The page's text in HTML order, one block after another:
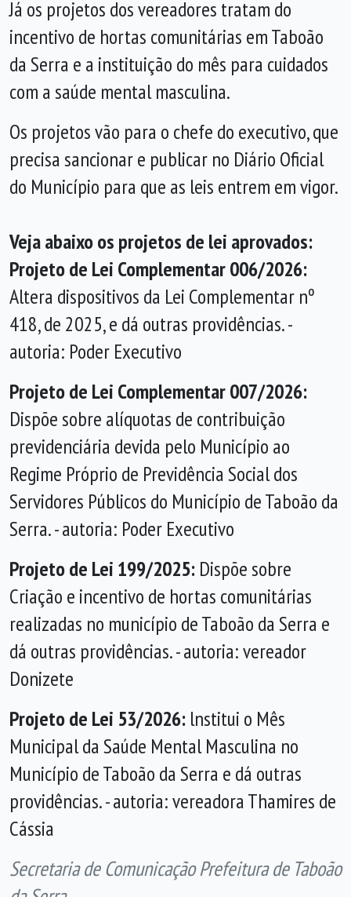
Já os projetos dos vereadores tratam do
incentivo de hortas comunitárias em Taboão
da Serra e a instituição do mês para cuidados
com a saúde mental masculina.
Os projetos vão para o chefe do executivo, que
precisa sancionar e publicar no Diário Oficial
do Município para que as leis entrem em vigor.
Veja abaixo os projetos de lei aprovados:
Projeto de Lei Complementar 006/2026:
Altera dispositivos da Lei Complementar nº
418, de 2025, e dá outras providências. -
autoria: Poder Executivo
Projeto de Lei Complementar 007/2026:
Dispõe sobre alíquotas de contribuição
previdenciária devida pelo Município ao
Regime Próprio de Previdência Social dos
Servidores Públicos do Município de Taboão da
Serra. - autoria: Poder Executivo
Projeto de Lei 199/2025: Dispõe sobre
Criação e incentivo de hortas comunitárias
realizadas no município de Taboão da Serra e
dá outras providências. - autoria: vereador
Donizete
Projeto de Lei 53/2026: lnstitui o Mês
Municipal da Saúde Mental Masculina no
Município de Taboão da Serra e dá outras
providências. - autoria: vereadora Thamires de
Cássia
Secretaria de Comunicação Prefeitura de Taboão